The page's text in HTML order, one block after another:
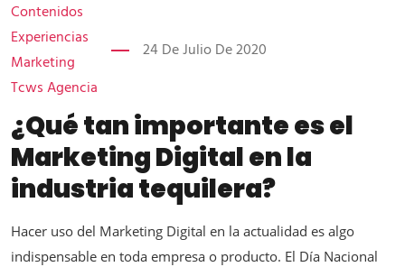
Contenidos
Experiencias
Marketing
Tcws Agencia
24 De Julio De 2020
¿Qué tan importante es el
Marketing Digital en la
industria tequilera?
Hacer uso del Marketing Digital en la actualidad es algo
indispensable en toda empresa o producto. El Día Nacional